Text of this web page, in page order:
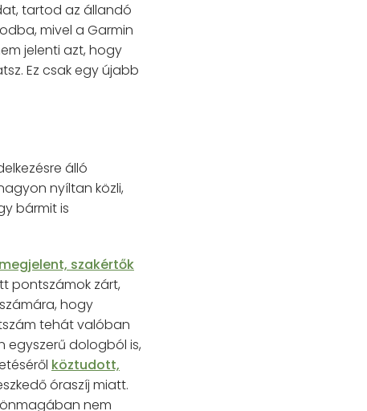
tartod az állandó
mivel a Garmin
jelenti azt, hogy
Ez csak egy újabb
álló
nyíltan közli,
bármit is
szakértők
pontszámok zárt,
hogy
tehát valóban
dologból is,
köztudott,
óraszíj miatt.
nem